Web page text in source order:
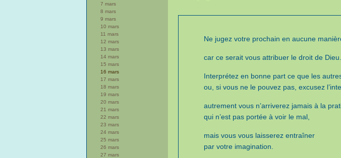
7 mars
8 mars
9 mars
10 mars
11 mars
12 mars
13 mars
14 mars
15 mars
16 mars
17 mars
18 mars
19 mars
20 mars
21 mars
22 mars
23 mars
24 mars
25 mars
26 mars
27 mars
Ne jugez votre prochain en aucune
car ce serait vous attribuer le droit de Dieu.
Interprétez en bonne part ce que les
ou, si vous ne le pouvez pas, excusez
autrement vous n’arriverez jamais à la
qui n’est pas portée à voir le mal,
mais vous vous laisserez entraîner
par votre imagination.